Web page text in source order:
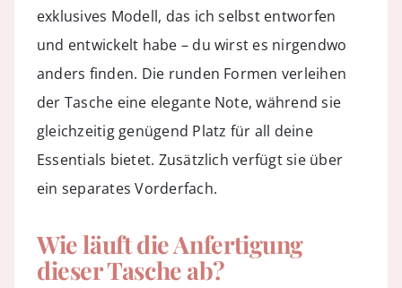
exklusives Modell, das ich selbst entworfen
und entwickelt habe – du wirst es nirgendwo
anders finden. Die runden Formen verleihen
der Tasche eine elegante Note, während sie
gleichzeitig genügend Platz für all deine
Essentials bietet. Zusätzlich verfügt sie über
ein separates Vorderfach.
Wie läuft die Anfertigung
dieser Tasche ab?